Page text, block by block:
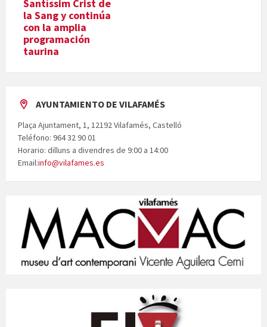
Santíssim Crist de
la Sang y continúa
con la amplia
programación
taurina
AYUNTAMIENTO DE VILAFAMÉS
Plaça Ajuntament, 1, 12192 Vilafamés, Castelló
Teléfono: 964 32 90 01
Horario: dilluns a divendres de 9:00 a 14:00
Email:info@vilafames.es